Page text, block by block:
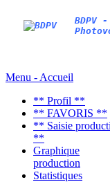
BDPV
Menu - Accueil
** Profil **
** FAVORIS **
** Saisie
**
Graphique
production
Statistiques